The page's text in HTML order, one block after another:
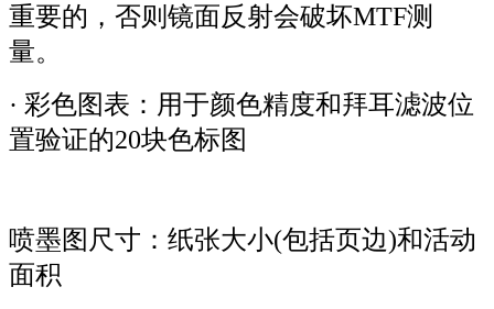
重要的，否则镜面反射会破坏MTF测
量。
· 彩色图表：用于颜色精度和拜耳滤波位
置验证的20块色标图
喷墨图尺寸：纸张大小(包括页边)和活动
面积